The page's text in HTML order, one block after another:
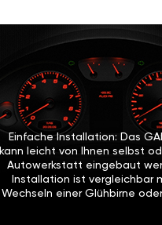
Einfache Installation: Das
kann leicht von Ihnen selbst
Autowerkstatt eingebaut
Installation ist vergleichbar
Wechseln einer Glühbirne